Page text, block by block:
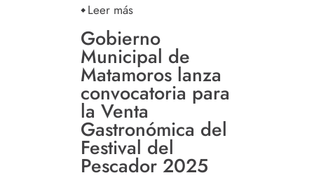
Leer más
Gobierno
Municipal de
Matamoros lanza
convocatoria para
la Venta
Gastronómica del
Festival del
Pescador 2025